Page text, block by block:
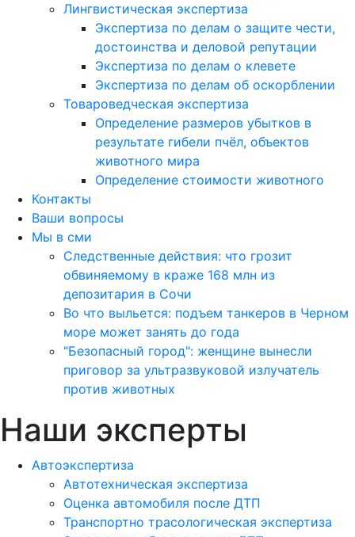
Лингвистическая экспертиза
Экспертиза по делам о защите чести,
достоинства и деловой репутации
Экспертиза по делам о клевете
Экспертиза по делам об оскорблении
Товароведческая экспертиза
Определение размеров убытков в
результате гибели пчёл, объектов
животного мира
Определение стоимости животного
Контакты
Ваши вопросы
Мы в сми
Следственные действия: что грозит
обвиняемому в краже 168 млн из
депозитария в Сочи
Во что выльется: подъем танкеров в Черном
море может занять до года
"Безопасный город": женщине вынесли
приговор за ультразвуковой излучатель
против животных
Наши эксперты
Автоэкспертиза
Автотехническая экспертиза
Оценка автомобиля после ДТП
Транспортно трасологическая экспертиза